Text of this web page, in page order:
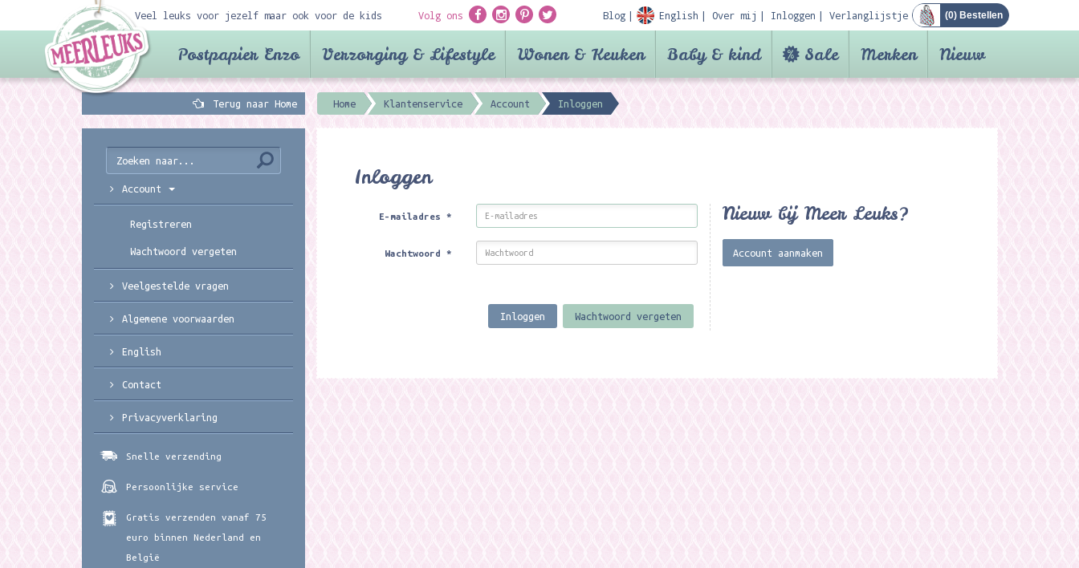
Veel leuks voor jezelf maar ook voor de kids Volg ons Blog English Over mij Inloggen Verlanglijstje (0) Bestellen
Postpapier Enzo Verzorging & Lifestyle Wonen & Keuken Baby & kind Sale Merken Nieuw
Terug naar Home Home Klantenservice Account Inloggen
Inloggen
E-mailadres*
Wachtwoord*
Inloggen Wachtwoord vergeten
Nieuw bij Meer Leuks?
Account aanmaken
Account
Registreren
Wachtwoord vergeten
Veelgestelde vragen
Algemene voorwaarden
English
Contact
Privacyverklaring
Snelle verzending
Persoonlijke service
Gratis verzenden vanaf 75
euro binnen Nederland en
België